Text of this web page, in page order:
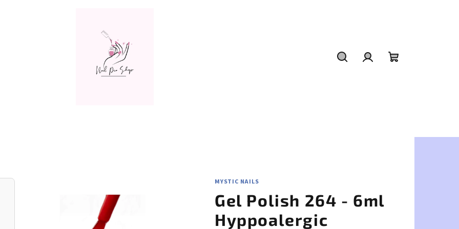
MYSTIC NAILS
Gel Polish 264 - 6ml
Hyppoalergic